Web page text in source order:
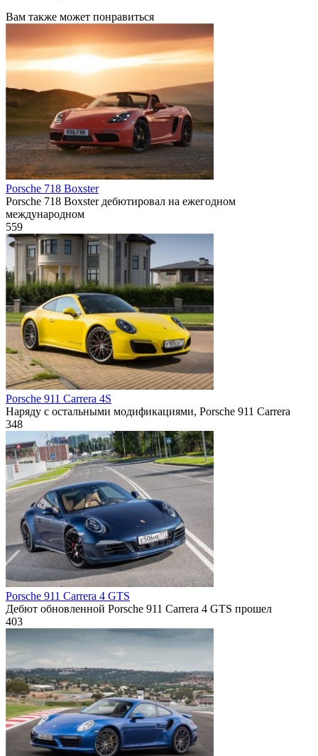
Вам также может понравиться
Porsche 718 Boxster
Porsche 718 Boxster дебютировал на ежегодном
международном
559
Porsche 911 Carrera 4S
Наряду с остальными модификациями, Porsche 911 Carrera
348
Porsche 911 Carrera 4 GTS
Дебют обновленной Porsche 911 Carrera 4 GTS прошел
403